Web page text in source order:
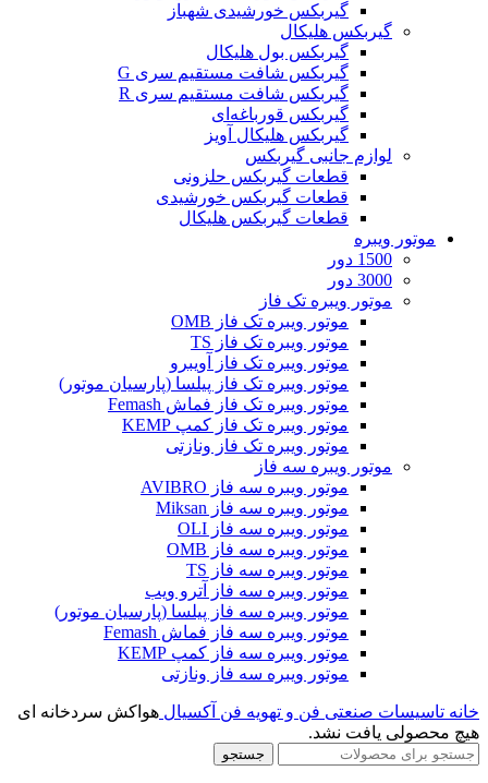
گیربکس خورشیدی شهباز
گیربکس هلیکال
گیربکس بول هلیکال
گیربکس شافت مستقیم سری G
گیربکس شافت مستقیم سری R
گیربکس قورباغه‌ای
گیربکس هلیکال آویز
لوازم جانبی گیربکس
قطعات گيربکس حلزونی
قطعات گيربکس خورشيدی
قطعات گیربکس هلیکال
موتور ویبره
1500 دور
3000 دور
موتور ویبره تک فاز
موتور ویبره تک فاز OMB
موتور ویبره تک فاز TS
موتور ویبره تک فاز آویبرو
موتور ویبره تک فاز پیلسا (پارسیان موتور)
موتور ویبره تک فاز فماش Femash
موتور ویبره تک فاز کمپ KEMP
موتور ویبره تک فاز ونازتی
موتور ویبره سه فاز
موتور ویبره سه فاز AVIBRO
موتور ویبره سه فاز Miksan
موتور ویبره سه فاز OLI
موتور ویبره سه فاز OMB
موتور ویبره سه فاز TS
موتور ویبره سه فاز آترو ویب
موتور ویبره سه فاز پیلسا (پارسیان موتور)
موتور ویبره سه فاز فماش Femash
موتور ویبره سه فاز کمپ KEMP
موتور ویبره سه فاز ونازتی
خانه تاسیسات صنعتی فن و تهویه فن آکسیال هواکش سردخانه ای
هیچ محصولی یافت نشد.
جستجو